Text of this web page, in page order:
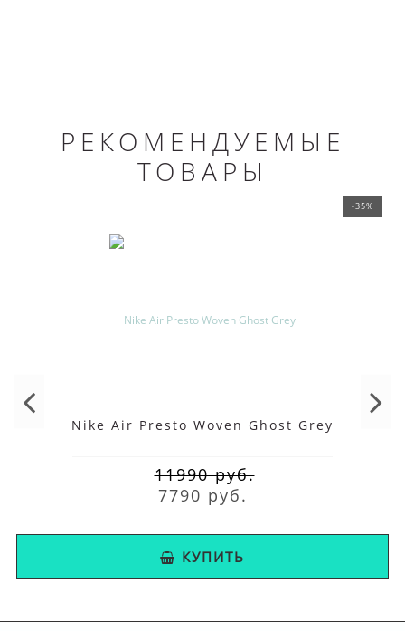
РЕКОМЕНДУЕМЫЕ
ТОВАРЫ
-35%
Nike Air Presto Woven Ghost Grey
11990 руб.
7790 руб.
КУПИТЬ